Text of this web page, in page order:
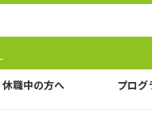
休職中の方へ プログ